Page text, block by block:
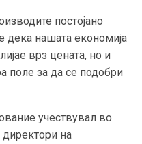
постојано
дека нашата економија
врз цената, но и
поле за да се подобри
учествувал во
на